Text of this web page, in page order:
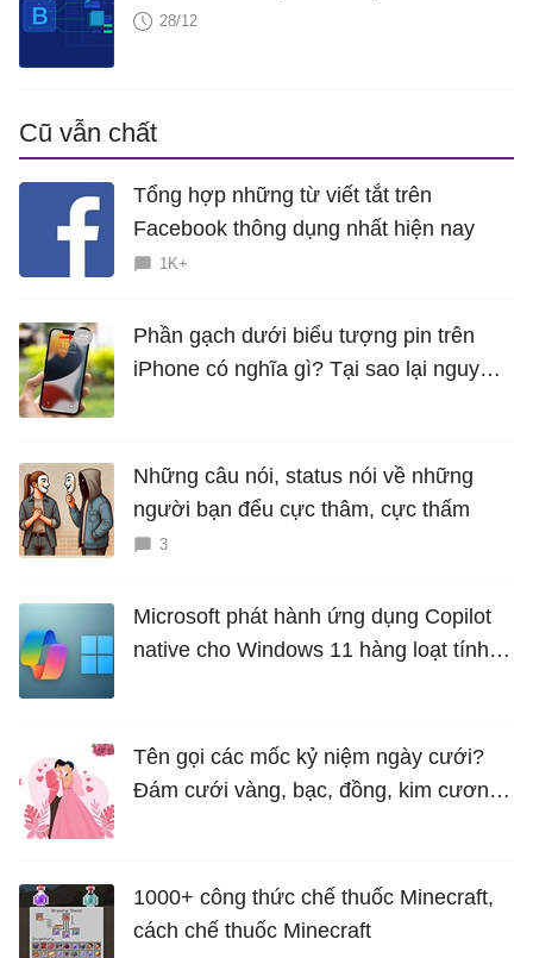
28/12
Cũ vẫn chất
Tổng hợp những từ viết tắt trên
Facebook thông dụng nhất hiện nay
1K+
Phần gạch dưới biểu tượng pin trên
iPhone có nghĩa gì? Tại sao lại nguy
Những câu nói, status nói về những
người bạn đểu cực thâm, cực thấm
3
Microsoft phát hành ứng dụng Copilot
native cho Windows 11 hàng loạt tính
Tên gọi các mốc kỷ niệm ngày cưới?
Đám cưới vàng, bạc, đồng, kim cương
1000+ công thức chế thuốc Minecraft,
cách chế thuốc Minecraft